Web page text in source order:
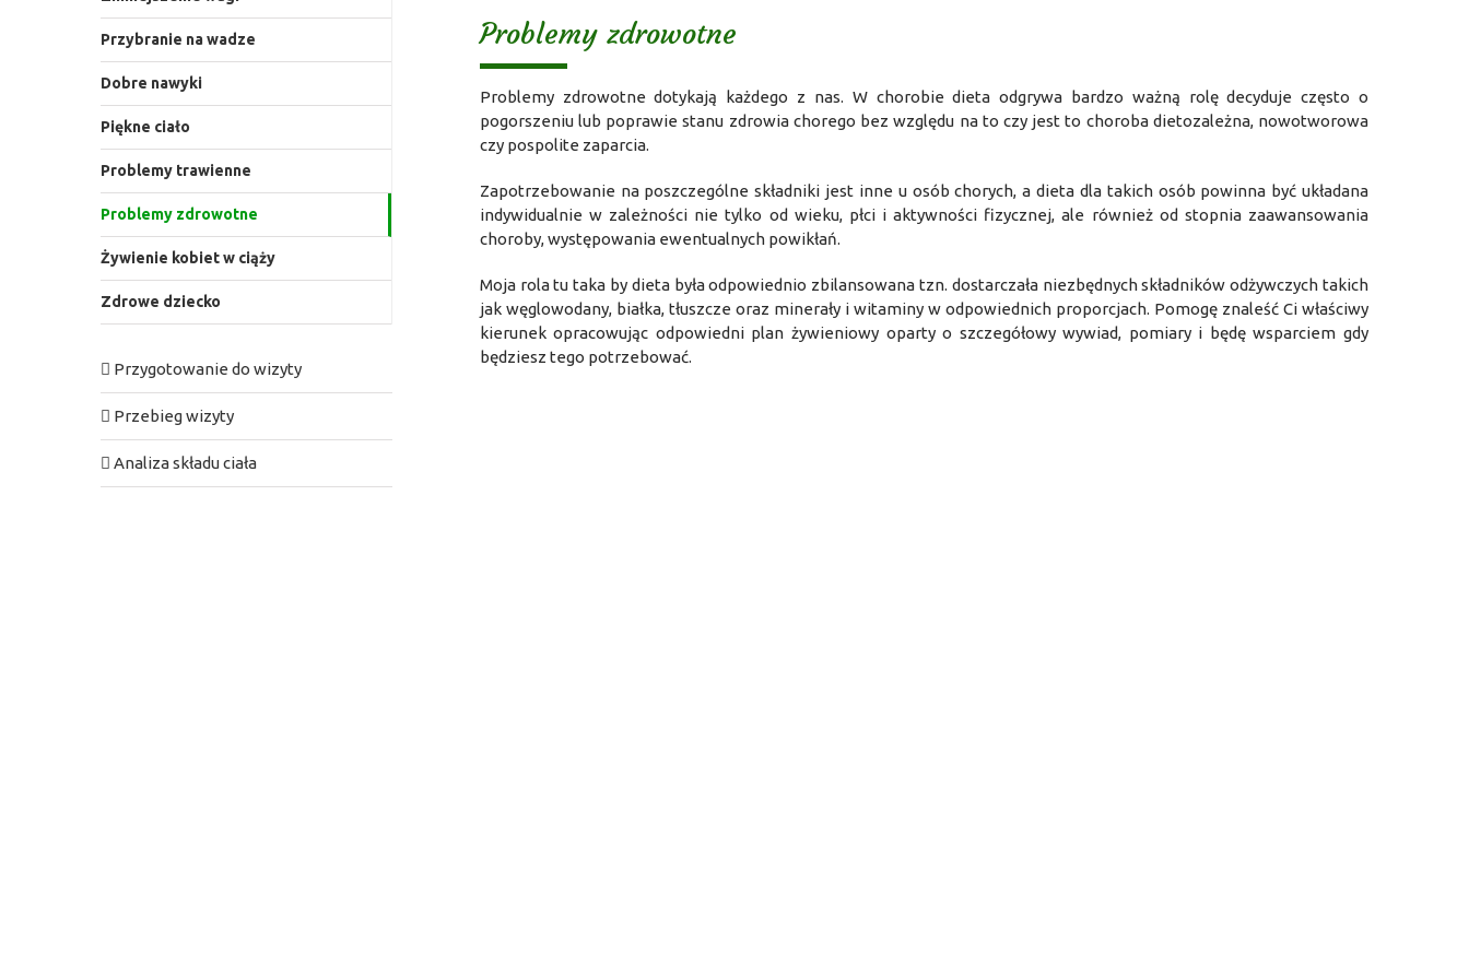
Problemy zdrowotne
Problemy zdrowotne dotykają każdego z nas. W chorobie dieta odgrywa bardzo ważną rolę decyduje często o
pogorszeniu lub poprawie stanu zdrowia chorego bez względu na to czy jest to choroba dietozależna, nowotworowa
czy pospolite zaparcia.
Zapotrzebowanie na poszczególne składniki jest inne u osób chorych, a dieta dla takich osób powinna być układana
indywidualnie w zależności nie tylko od wieku, płci i aktywności fizycznej, ale również od stopnia zaawansowania
choroby, występowania ewentualnych powikłań.
Moja rola tu taka by dieta była odpowiednio zbilansowana tzn. dostarczała niezbędnych składników odżywczych takich
jak węglowodany, białka, tłuszcze oraz minerały i witaminy w odpowiednich proporcjach. Pomogę znaleść Ci właściwy
kierunek opracowując odpowiedni plan żywieniowy oparty o szczegółowy wywiad, pomiary i będę wsparciem gdy
będziesz tego potrzebować.
Przybranie na wadze
Dobre nawyki
Piękne ciało
Problemy trawienne
Problemy zdrowotne
Żywienie kobiet w ciąży
Zdrowe dziecko
Przygotowanie do wizyty
Przebieg wizyty
Analiza składu ciała